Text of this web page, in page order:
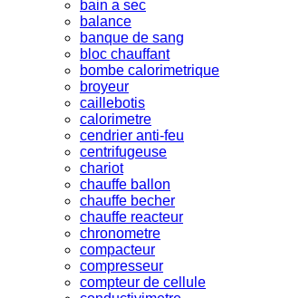
bain a sec
balance
banque de sang
bloc chauffant
bombe calorimetrique
broyeur
caillebotis
calorimetre
cendrier anti-feu
centrifugeuse
chariot
chauffe ballon
chauffe becher
chauffe reacteur
chronometre
compacteur
compresseur
compteur de cellule